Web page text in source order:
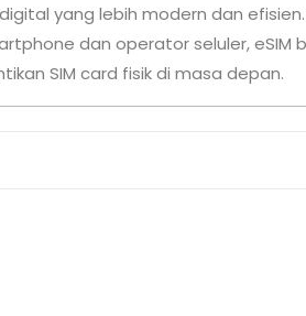
yang lebih modern dan
dan operator seluler, eSIM
SIM card fisik di masa depan.